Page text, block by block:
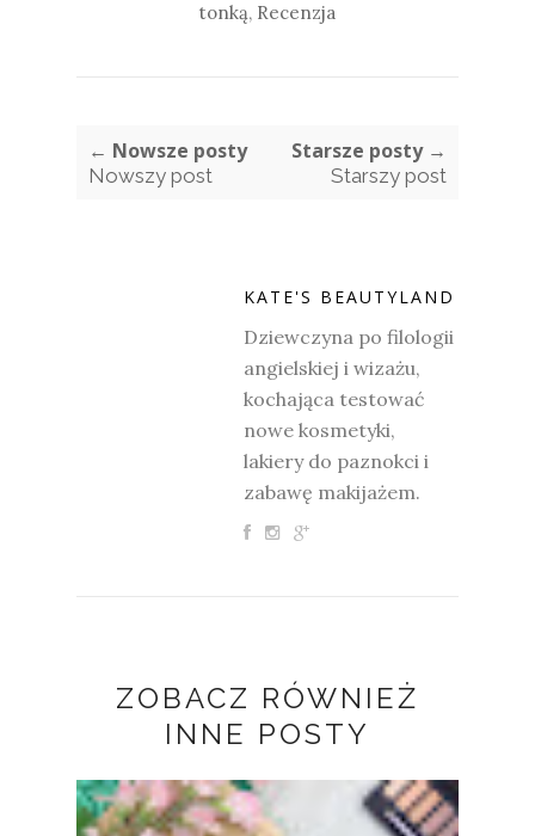
tonką, Recenzja
← Nowsze posty
Nowszy post
Starsze posty →
Starszy post
KATE'S BEAUTYLAND
Dziewczyna po filologii
angielskiej i wizażu,
kochająca testować
nowe kosmetyki,
lakiery do paznokci i
zabawę makijażem.
ZOBACZ RÓWNIEŻ
INNE POSTY